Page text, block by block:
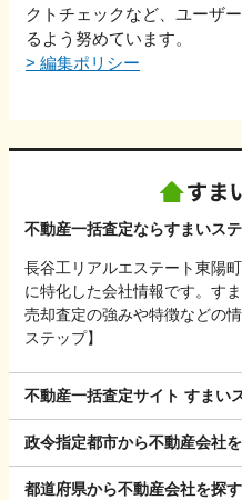
クトチェックなど、ユーザ
るよう努めています。
> 編集ポリシー
不動産一括査定ならすまいス
長谷工リアルエステート東陽
に特化した会社情報です。す
売却査定の強みや特徴などの
ステップ】
不動産一括査定サイト すまい
政令指定都市から不動産会社
都道府県から不動産会社を探す